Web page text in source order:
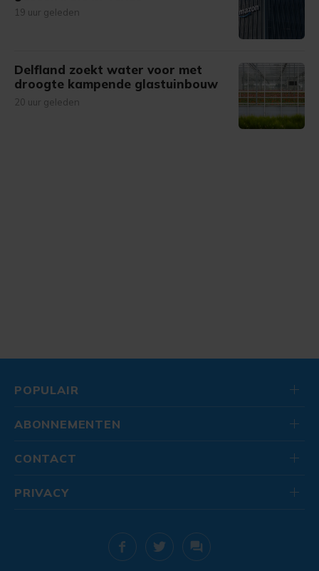
19 uur geleden
Delfland zoekt water voor met
droogte kampende glastuinbouw
20 uur geleden
POPULAIR
ABONNEMENTEN
CONTACT
PRIVACY